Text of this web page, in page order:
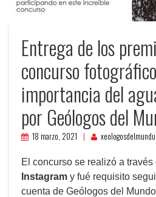
Entrega de los
concurso
importancia del
por Geólogos del
18 marzo, 2021 xeologosdelmundu
El concurso se realizó a través
Instagram y fué requisito
cuenta de Geólogos del